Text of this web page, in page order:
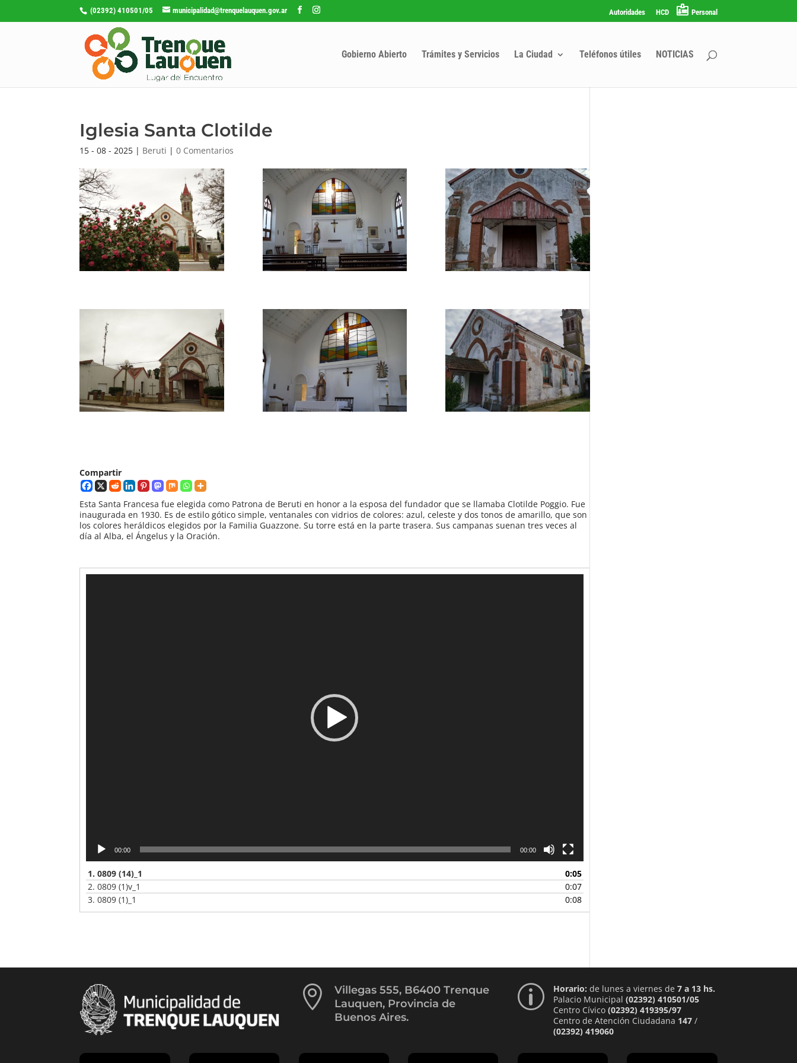
(02392) 410501/05 municipalidad@trenquelauquen.gov.ar Autoridades HCD Personal
Gobierno Abierto Trámites y Servicios La Ciudad Teléfonos útiles NOTICIAS
Iglesia Santa Clotilde
15 - 08 - 2025 | Beruti |0 Comentarios
Compartir
Esta Santa Francesa fue elegida como Patrona de Beruti en honor a la esposa del fundador que se llamaba Clotilde Poggio. Fue
inaugurada en 1930. Es de estilo gótico simple, ventanales con vidrios de colores: azul, celeste y dos tonos de amarillo, que son
los colores heráldicos elegidos por la Familia Guazzone. Su torre está en la parte trasera. Sus campanas suenan tres veces al
día al Alba, el Ángelus y la Oración.
00:00 00:00
1.0809 (14)_1
0:05
2.0809 (1)v_1
0:07
3.0809 (1)_1 0:08

Villegas 555, B6400 Trenque
Lauquen, Provincia de
Buenos Aires.
p Horario: de lunes a viernes de 7 a 13 hs.
Palacio Municipal (02392) 410501/05
Centro Cívico (02392) 419395/97
Centro de Atención Ciudadana 147/
(02392) 419060